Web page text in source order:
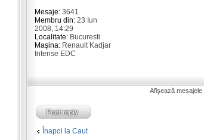
Mesaje:3641
Membru din:23 Iun
2008, 14:29
Localitate:Bucuresti
Maşina:Renault Kadjar
Intense EDC
Afişează mesajele
Înapoi la Caut